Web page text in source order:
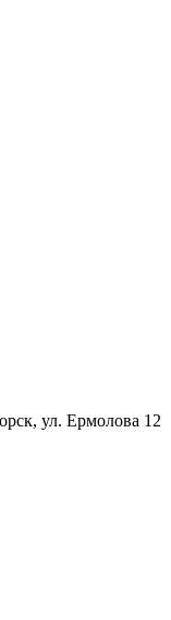
ул. Ермолова 12